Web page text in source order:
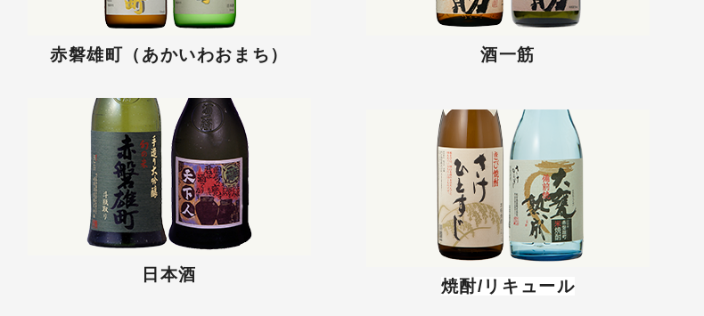
赤磐雄町（あかいわおまち）
日本酒
酒一筋
焼酎/リキュール